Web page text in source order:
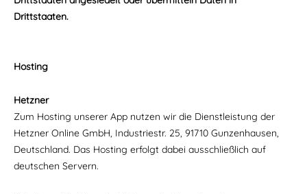
Drittstaaten.
Hosting
Hetzner
Zum Hosting unserer App nutzen wir die Dienstleistung der
Hetzner Online GmbH, Industriestr. 25, 91710 Gunzenhausen,
Deutschland. Das Hosting erfolgt dabei ausschließlich auf
deutschen Servern.